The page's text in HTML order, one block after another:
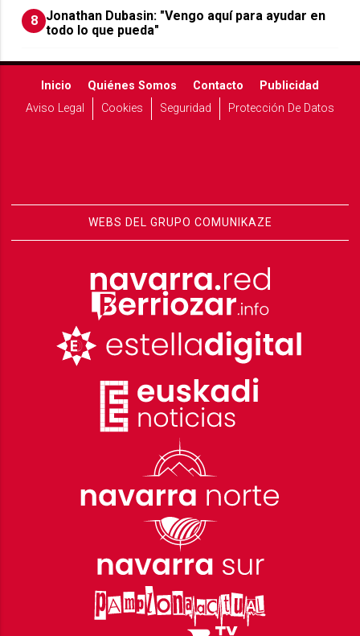
8 Jonathan Dubasin: "Vengo aquí para ayudar en
todo lo que pueda"
Inicio Quiénes Somos Contacto
Publicidad
Aviso Legal
Cookies Seguridad Protección De Datos
WEBS DEL GRUPO COMUNIKAZE